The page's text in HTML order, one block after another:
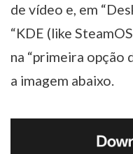
de vídeo e, em
“KDE (like
na “primeira opção
a imagem abaixo.